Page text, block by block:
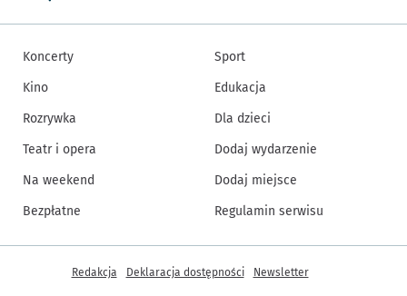
Koncerty
Kino
Rozrywka
Teatr i opera
Na weekend
Bezpłatne
Sport
Edukacja
Dla dzieci
Dodaj wydarzenie
Dodaj miejsce
Regulamin serwisu
Inne informacje
Redakcja Deklaracja dostępności Newsletter